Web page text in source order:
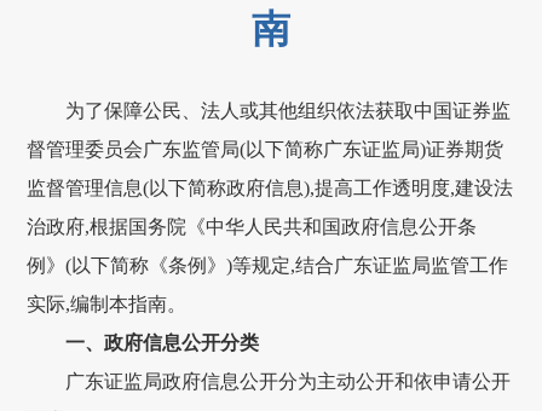
南
为了保障公民、法人或其他组织依法获取中国证券监
督管理委员会广东监管局(以下简称广东证监局)证券期货
监督管理信息(以下简称政府信息),提高工作透明度,建设法
治政府,根据国务院《中华人民共和国政府信息公开条
例》(以下简称《条例》)等规定,结合广东证监局监管工作
实际,编制本指南。
一、政府信息公开分类
广东证监局政府信息公开分为主动公开和依申请公开